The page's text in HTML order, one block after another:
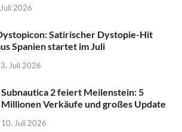
2026
Satirischer Dystopie-Hit
Spanien startet im Juli
Juli 2026
Subnautica 2 feiert Meilenstein: 5
Millionen Verkäufe und großes Update
10. Juli 2026